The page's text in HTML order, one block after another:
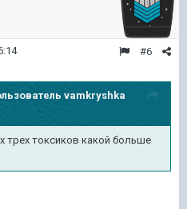
#6
vamkryshka
трех токсиков какой больше